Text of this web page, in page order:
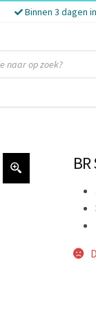
Binnen 3 dagen